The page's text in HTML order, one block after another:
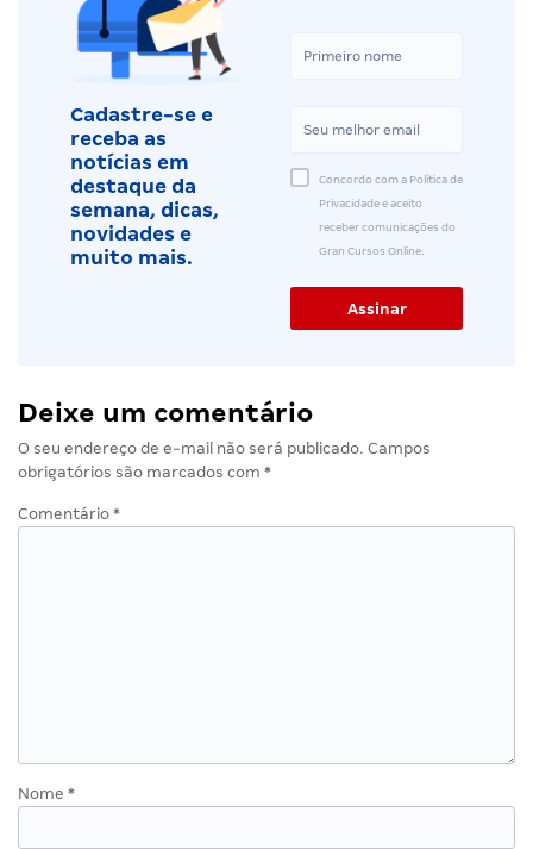
Cadastre-se e
receba as
notícias em
destaque da
semana, dicas,
novidades e
muito mais.
Concordo com a Política de
Privacidade e aceito
receber comunicações do
Gran Cursos Online.
Deixe um comentário
O seu endereço de e-mail não será publicado. Campos
obrigatórios são marcados com *
Comentário *
Nome *